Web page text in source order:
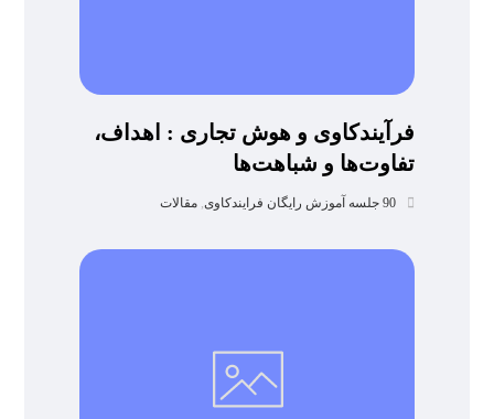
فرآیندکاوی و هوش تجاری : اهداف،
تفاوت‌ها و شباهت‌ها
90 جلسه آموزش رایگان فرایندکاوی ,مقالات